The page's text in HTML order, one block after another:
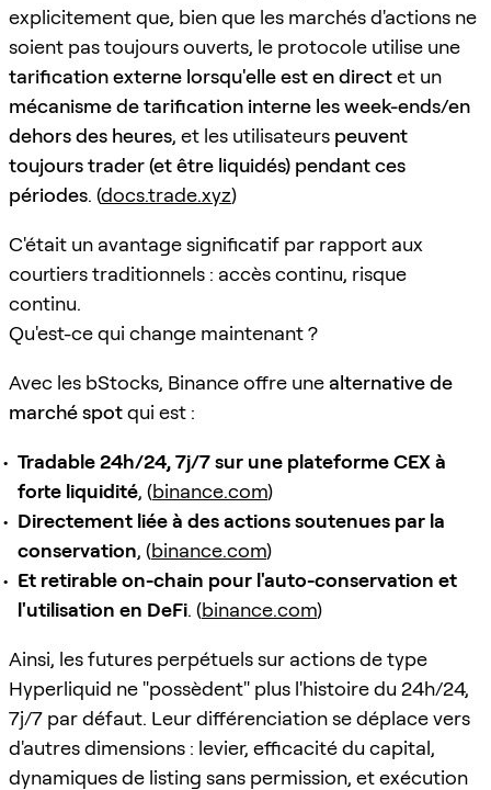
explicitement que, bien que les marchés d'actions ne
soient pas toujours ouverts, le protocole utilise une
tarification externe lorsqu'elle est en directet un
mécanisme de tarification interne les week-ends/en
dehors des heures, et les utilisateurs peuvent
toujours trader (et être liquidés) pendant ces
périodes. (docs.trade.xyz)
C'était un avantage significatif par rapport aux
courtiers traditionnels : accès continu, risque
continu.
Qu'est-ce qui change maintenant ?
Avec les bStocks, Binance offre unealternative de
marché spotqui est :
Tradable 24h/24, 7j/7 sur une plateforme CEX à
forte liquidité, (binance.com)
Directement liée à des actions soutenues par la
conservation, (binance.com)
Et retirable on-chain pour l'auto-conservation et
l'utilisation en DeFi. (binance.com)
Ainsi, les futures perpétuels sur actions de type
Hyperliquid ne "possèdent" plus l'histoire du 24h/24,
7j/7 par défaut. Leur différenciation se déplace vers
d'autres dimensions : levier, efficacité du capital,
dynamiques de listing sans permission, et exécution